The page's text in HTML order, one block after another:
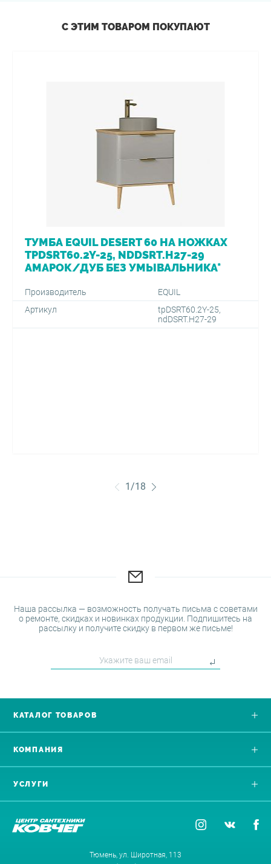
С ЭТИМ ТОВАРОМ ПОКУПАЮТ
ТУМБА EQUIL DESERT 60 НА НОЖКАХ
TPDSRT60.2Y-25, NDDSRT.H27-29
АМАРОК/ДУБ БЕЗ УМЫВАЛЬНИКА*
Производитель
EQUIL
Артикул
tpDSRT60.2Y-25,
ndDSRT.H27-29
1/18
Наша рассылка — возможность получать письма с советами
о ремонте, скидках и новинках продукции. Подпишитесь на
рассылку и получите скидку в первом же письме!
Тюмень, ул. Широтная, 113
КАТАЛОГ ТОВАРОВ
УСЛУГИ
КОМПАНИЯ